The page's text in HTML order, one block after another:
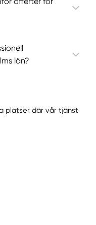
län?
platser där vår tjänst